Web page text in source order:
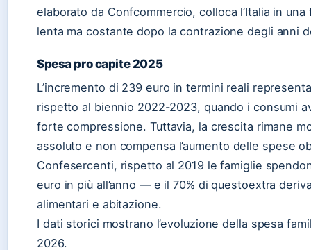
elaborato da Confcommercio, colloca l’Italia in
lenta ma costante dopo la contrazione degli anni
Spesa pro capite 2025
L’incremento di 239 euro in termini reali
rispetto al biennio 2022-2023, quando i consumi
forte compressione. Tuttavia, la crescita rimane
assoluto e non compensa l’aumento delle spese
Confesercenti, rispetto al 2019 le famiglie
euro in più all’anno — e il 70% di questoextra
alimentari e abitazione.
I dati storici mostrano l’evoluzione della spesa
2026.